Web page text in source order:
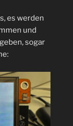
es werden
und
sogar